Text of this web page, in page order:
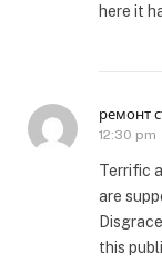
here it
ремонт
12:30 pm
Terrific
are
this